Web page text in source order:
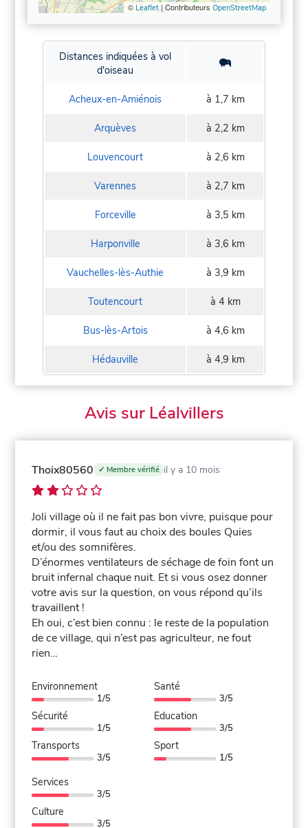
© Leaflet| Contributeurs OpenStreetMap
Distances indiquées à vol
d'oiseau
Acheux-en-Amiénois à 1,7 km
Arquèves à 2,2 km
Louvencourt à 2,6 km
Varennes à 2,7 km
Forceville à 3,5 km
Harponville à 3,6 km
Vauchelles-lès-Authie à 3,9 km
Toutencourt à 4 km
Bus-lès-Artois à 4,6 km
Hédauville à 4,9 km
Avis sur Léalvillers
Thoix80560 ✓ Membre vérifié il y a 10 mois
Joli village où il ne fait pas bon vivre, puisque pour
dormir, il vous faut au choix des boules Quies
et/ou des somnifères.
D’énormes ventilateurs de séchage de foin font un
bruit infernal chaque nuit. Et si vous osez donner
votre avis sur la question, on vous répond qu’ils
travaillent !
Eh oui, c’est bien connu : le reste de la population
de ce village, qui n’est pas agriculteur, ne fout
rien…
Environnement
1/5
Sécurité
1/5
Transports
3/5
Santé
3/5
Education
3/5
Sport
1/5
Services
3/5
Culture
3/5